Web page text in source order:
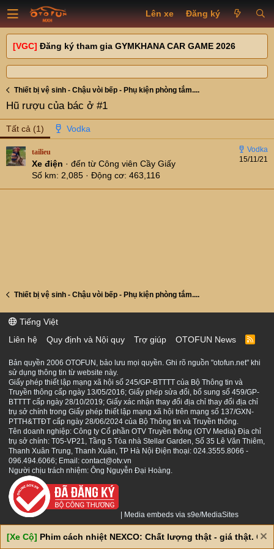
Lên xe Đăng ký
[VGC] Đăng ký tham gia GYMKHANA CAR GAME 2026
Thiết bị vệ sinh - Chậu vòi bếp - Phụ kiện phòng tắm....
Hũ rượu của bác ở #1
Tất cả (1)
15/11/21
tailieu
Xe điện · đến từ Công viên Cầy Giấy
Số km 2,085 Động cơ 463,116
Thiết bị vệ sinh - Chậu vòi bếp - Phụ kiện phòng tắm....
Tiếng Việt
Liên hệ
Quy định và Nội quy Trợ giúp OTOFUN News
R
S
Bản quyền 2006 OTOFUN, bảo lưu mọi quyền. Ghi rõ nguồn "otofun.net" khi
sử dụng thông tin từ website này.
Giấy phép thiết lập mạng xã hội số 245/GP-BTTTT của Bộ Thông tin và
Truyền thông cấp ngày 13/05/2016; Giấy phép sửa đổi, bổ sung số 459/GP-
BTTTT cấp ngày 28/10/2019; Giấy xác nhận thay đổi địa chỉ thay đổi địa chỉ
trụ sở chính trong Giấy phép thiết lập mạng xã hội trên mạng số 137/GXN-
PTTH&TTĐT cấp ngày 28/06/2024 của Bộ Thông tin và Truyền thông.
Tên doanh nghiệp: Công ty Cổ phần OTV Truyền thông (OTV Media) Địa chỉ
trụ sở chính: T05-VP21, Tầng 5 Tòa nhà Stellar Garden, Số 35 Lê Văn Thiêm,
Thanh Xuân Trung, Thanh Xuân, TP Hà Nội Điện thoại: 024.3555.8066 -
096.494.6066; Email: contact@otv.vn
Người chịu trách nhiệm: Ông Nguyễn Đại Hoàng.
Media embeds via s9e/MediaSites
[Xe Cộ] Phim cách nhiệt NEXCO: Chất lượng thật - giá thật. Giá